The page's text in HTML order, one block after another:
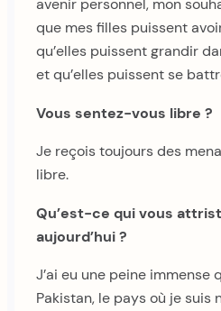
avenir personnel, mon
que mes filles puissent
qu’elles puissent grandir
et qu’elles puissent se
Vous sentez-vous libre ?
Je reçois toujours des
libre.
Qu’est-ce qui vous
aujourd’hui ?
J’ai eu une peine immense
Pakistan, le pays où je suis